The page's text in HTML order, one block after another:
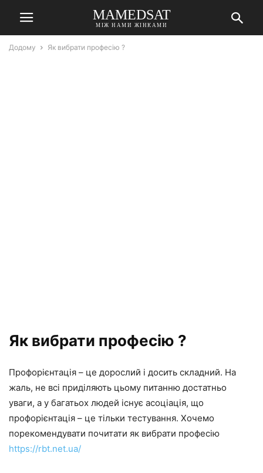
MAMEDSAT
МІЖ НАМИ ЖІНКАМИ
Додому Як вибрати професію ?
Як вибрати професію ?
Профорієнтація – це дорослий і досить складний. На
жаль, не всі приділяють цьому питанню достатньо
уваги, а у багатьох людей існує асоціація, що
профорієнтація – це тільки тестування. Хочемо
порекомендувати почитати як вибрати професію
https://rbt.net.ua/